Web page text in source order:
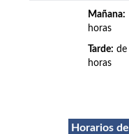
Mañana:
horas
Tarde: de
horas
Horarios